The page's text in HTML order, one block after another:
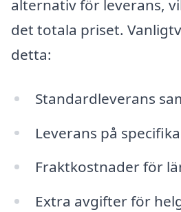
alternativ för leverans,
det totala priset.
detta:
Standardleverans
Leverans på
Fraktkostnader för
Extra avgifter för